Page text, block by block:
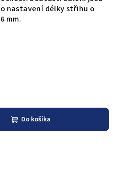
nastavení délky střihu o
mm.
Do košíka